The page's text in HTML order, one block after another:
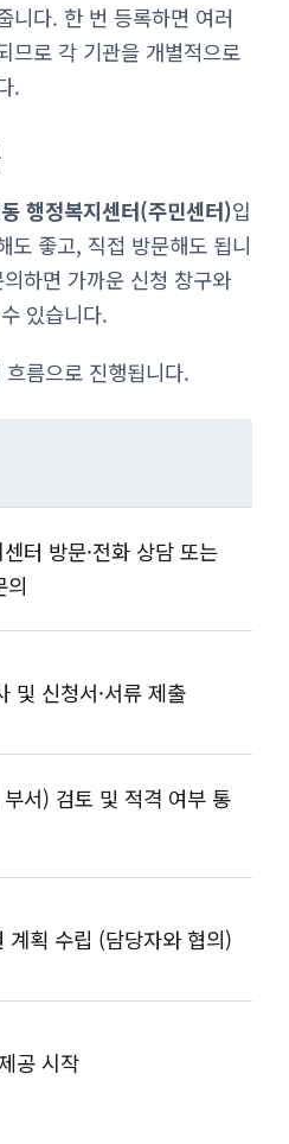
니다. 한 번 등록하면 여러
므로 각 기관을 개별적으로
.
행정복지센터(주민센터)입
도 좋고, 직접 방문해도 됩니
하면 가까운 신청 창구와
있습니다.
름으로 진행됩니다.
터 방문·전화 상담 또는
의
및 신청서·서류 제출
부서) 검토 및 적격 여부 통
계획 수립 (담당자와 협의)
공 시작